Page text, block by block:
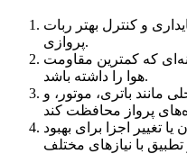
و کنترل بهتر ربات
پروازی.
که کمترین مقاومت
هوا را داشته باشد.
مانند باتری، موتور، و
تغییر اجزا برای بهبود